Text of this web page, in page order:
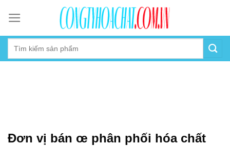
content
Đơn vị bán œ phân phối hóa chất